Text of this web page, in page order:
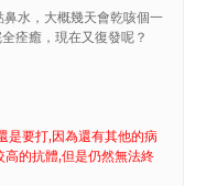
水，大概幾天會乾咳個一
痊癒，現在又復發呢？
是要打,因為還有其他的病
的抗體,但是仍然無法終